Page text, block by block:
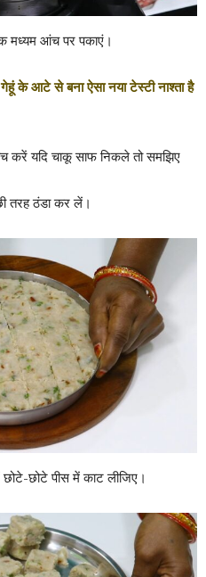
मध्यम आंच पर पकाएं।
के आटे से बना ऐसा नया टेस्टी नाश्ता है
करें यदि चाकू साफ निकले तो समझिए
तरह ठंडा कर लें।
छोटे पीस में काट लीजिए।